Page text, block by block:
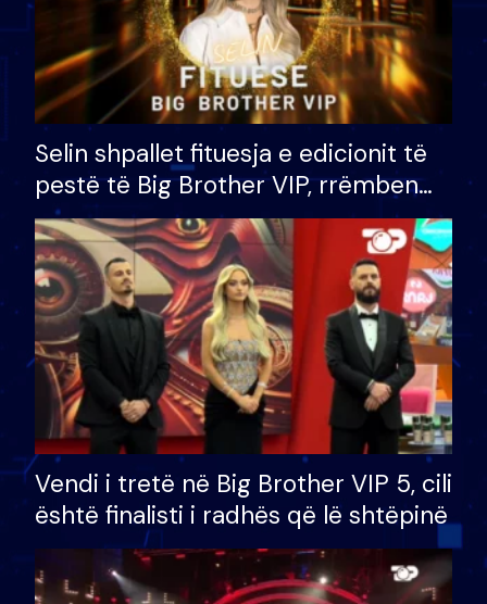
Selin shpallet fituesja e edicionit të
pestë të Big Brother VIP, rrëmben
çmimin e madh prej 100 mijë eurosh
Vendi i tretë në Big Brother VIP 5, cili
është finalisti i radhës që lë shtëpinë